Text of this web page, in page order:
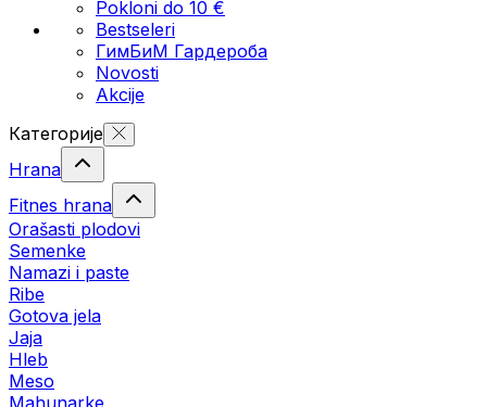
Pokloni do 10 €
Bestseleri
ГимБиМ Гардeробa
Novosti
Akcije
Категорије
Hrana
Fitnes hrana
Orašasti plodovi
Semenke
Namazi i paste
Ribe
Gotova jela
Јаја
Hleb
Meso